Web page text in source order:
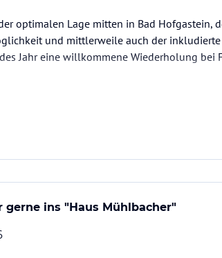
optimalen Lage mitten in Bad Hofgastein,
und mittlerweile auch der
Jahr eine willkommene Wiederholung bei
ins "Haus Mühlbacher"